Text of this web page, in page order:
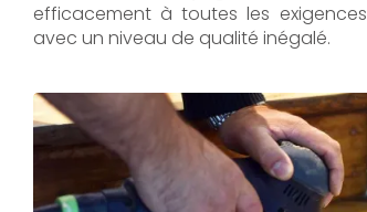
efficacement à toutes les
avec un niveau de qualité inégalé.